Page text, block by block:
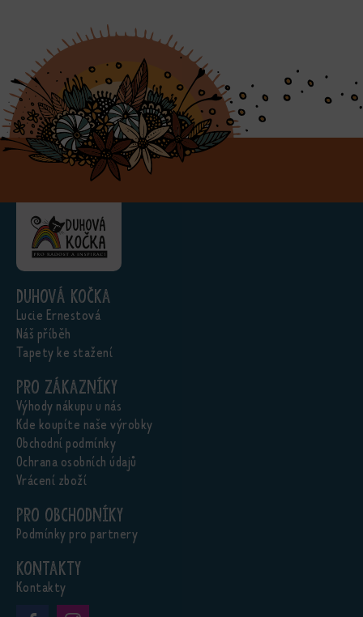
Duhová kočka
Lucie Ernestová
Náš příběh
Tapety ke stažení
Pro zákazníky
Výhody nákupu u nás
Kde koupíte naše výrobky
Obchodní podmínky
Ochrana osobních údajů
Vrácení zboží
Pro obchodníky
Podmínky pro partnery
Kontakty
Kontakty